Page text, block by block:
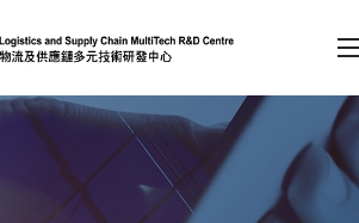
容（按回車鍵）
會員登入
A A EN 繁 简